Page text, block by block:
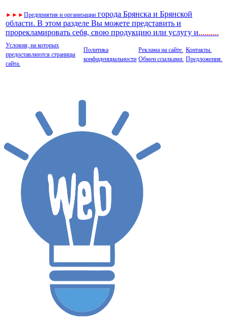
► ► ►Предприятия и организации города Брянска и Брянской
области. В этом разделе Вы можете представить и
прорекламировать себя, свою продукцию или услугу и..........
Условия, на которых
предоставляются страницы
сайта.
Политика
конфиденциальности
Реклама на сайте.
Обмен ссылками.
Контакты.
Предложения.